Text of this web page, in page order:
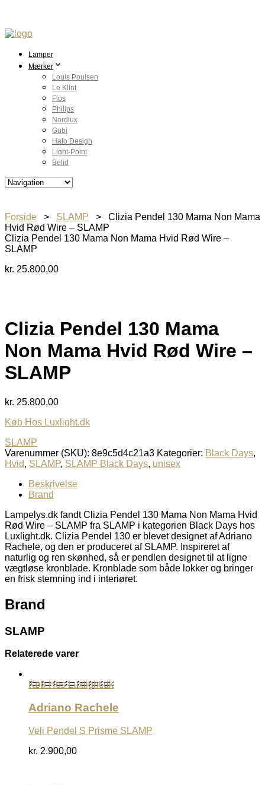
Lamper
Mærker
Louis Poulsen
Le Klint
Flos
Philips
Nordlux
Gubi
Halo Design
Light-Point
Belid
Forside > SLAMP > Clizia Pendel 130 Mama Non Mama
Hvid Rød Wire – SLAMP
Clizia Pendel 130 Mama Non Mama Hvid Rød Wire –
SLAMP
kr. 25.800,00
Clizia Pendel 130 Mama
Non Mama Hvid Rød Wire –
SLAMP
kr. 25.800,00
Køb Hos Luxlight.dk
SLAMP
Varenummer (SKU): 8e9c5d4c21a3 Kategorier: Black Days,
Hvid, SLAMP, SLAMP Black Days, unisex
Beskrivelse
Brand
Lampelys.dk fandt Clizia Pendel 130 Mama Non Mama Hvid
Rød Wire – SLAMP fra SLAMP i kategorien Black Days hos
Luxlight.dk. Clizia Pendel 130 er blevet designet af Adriano
Rachele, og den er produceret af SLAMP. Inspireret af
naturlig og ren skønhed, så er pendlen designet til at ligne
vægtløse kronblade. Kronblade som både lokker og bringer
en frisk stemning ind i interiøret.
Brand
SLAMP
Relaterede varer
Køb Hos Luxlight.dk
Adriano Rachele
Veli Pendel S Prisme SLAMP
kr. 2.900,00